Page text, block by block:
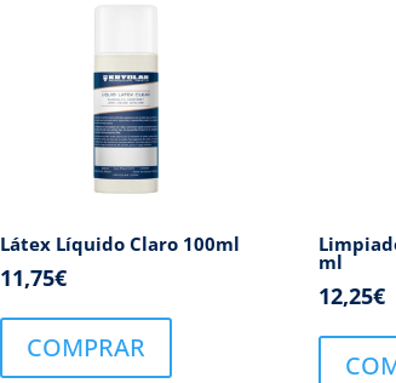
Látex Líquido Claro 100ml
11,75€
COMPRAR
ml
12,25€